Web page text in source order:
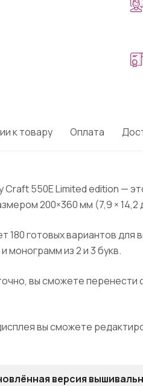
к товару Оплата
550E Limited edition —
200×360 мм (7,9 ×
готовых вариантов
монограмм из 2 и 3 букв.
вы сможете
вы сможете
версия